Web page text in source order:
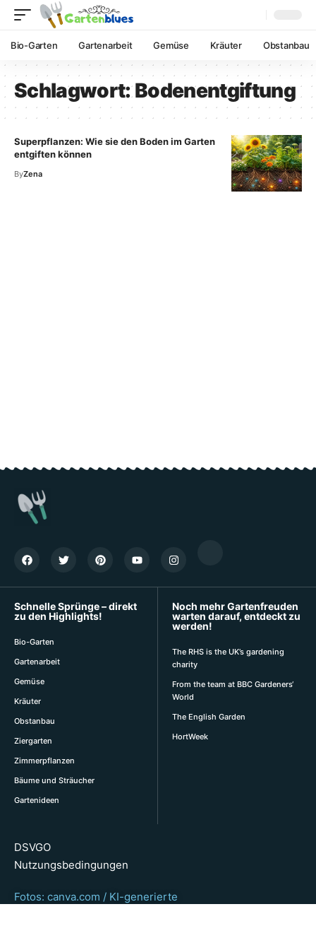
Bio-Garten Gartenarbeit Gemüse Kräuter Obstanbau
Schlagwort:Bodenentgiftung
Superpflanzen: Wie sie den Boden im Garten
entgiften können
ByZena
Schnelle Sprünge – direkt
zu den Highlights!
Bio-Garten
Gartenarbeit
Gemüse
Kräuter
Obstanbau
Ziergarten
Zimmerpflanzen
Bäume und Sträucher
Gartenideen
Noch mehr Gartenfreuden
warten darauf, entdeckt zu
werden!
The RHS is the UK’s gardening
charity
From the team at BBC Gardeners‘
World
The English Garden
HortWeek
DSVGO
Nutzungsbedingungen
Fotos: canva.com / KI-generierte